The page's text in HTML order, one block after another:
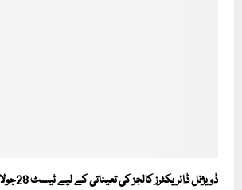
ڈویژنل ڈائریکٹرز کالجز کی تعیناتی کے لیے ٹیسٹ 28جولائی کو